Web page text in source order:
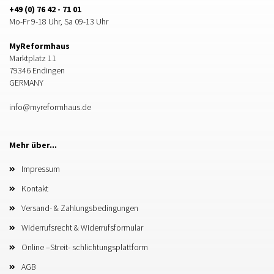
+49 (0) 76 42 - 71 01
Mo-Fr 9-18 Uhr, Sa 09-13 Uhr
MyReformhaus
Marktplatz 11
79346 Endingen
GERMANY
info@myreformhaus.de
Mehr über...
Impressum
Kontakt
Versand- & Zahlungsbedingungen
Widerrufsrecht & Widerrufsformular
Online –Streit- schlichtungsplattform
AGB